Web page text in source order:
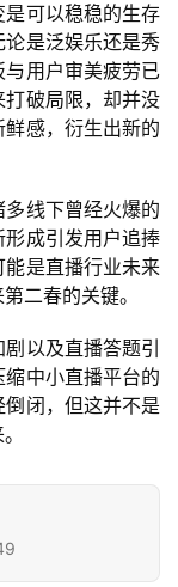
可以稳稳的生存
是泛娱乐还是秀
用户审美疲劳已
破局限，却并没
感，衍生出新的
线下曾经火爆的
成引发用户追捧
是直播行业未来
二春的关键。
以及直播答题引
中小直播平台的
闭，但这并不是